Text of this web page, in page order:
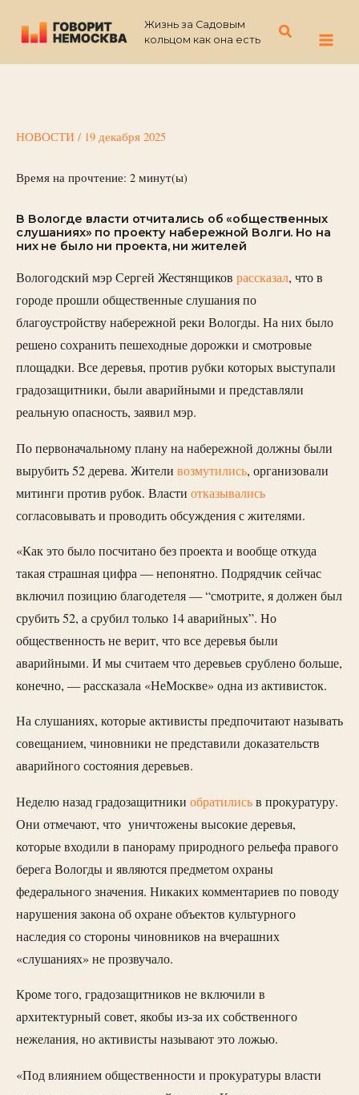
содержимому
Жизнь за Садовым
кольцом как она есть
Поиск
НОВОСТИ / 19 декабря 2025
Время на прочтение: 2 минут(ы)
В Вологде власти отчитались об «общественных
слушаниях» по проекту набережной Волги. Но на
них не было ни проекта, ни жителей
Вологодский мэр Сергей Жестянщиков рассказал, что в
городе прошли общественные слушания по
благоустройству набережной реки Вологды. На них было
решено сохранить пешеходные дорожки и смотровые
площадки. Все деревья, против рубки которых выступали
градозащитники, были аварийными и представляли
реальную опасность, заявил мэр.
По первоначальному плану на набережной должны были
вырубить 52 дерева. Жители возмутились, организовали
митинги против рубок. Власти отказывались
согласовывать и проводить обсуждения с жителями.
«Как это было посчитано без проекта и вообще откуда
такая страшная цифра — непонятно. Подрядчик сейчас
включил позицию благодетеля — “смотрите, я должен был
срубить 52, а срубил только 14 аварийных”. Но
общественность не верит, что все деревья были
аварийными. И мы считаем что деревьев срублено больше,
конечно, — рассказала «НеМоскве» одна из активисток.
На слушаниях, которые активисты предпочитают называть
совещанием, чиновники не представили доказательств
аварийного состояния деревьев.
Неделю назад градозащитники обратилисьв прокуратуру.
Они отмечают, что уничтожены высокие деревья,
которые входили в панораму природного рельефа правого
берега Вологды и являются предметом охраны
федерального значения. Никаких комментариев по поводу
нарушения закона об охране объектов культурного
наследия со стороны чиновников на вчерашних
«слушаниях» не прозвучало.
Кроме того, градозащитников не включили в
архитектурный совет, якобы из-за их собственного
нежелания, но активисты называют это ложью.
«Под влиянием общественности и прокуратуры власти